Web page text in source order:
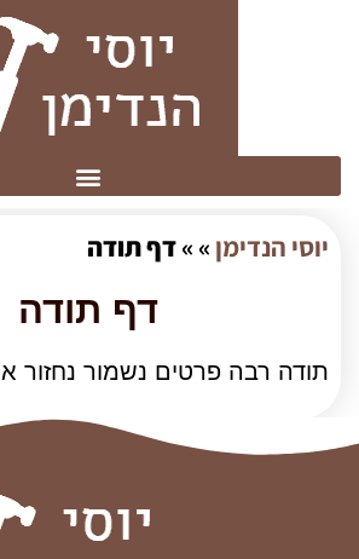
יוסי הנדימן » »דף תודה
דף תודה
תודה רבה פרטים נשמור נחזור